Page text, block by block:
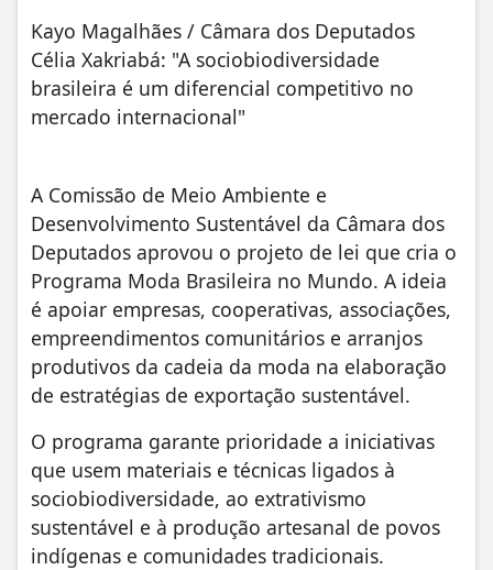
Kayo Magalhães / Câmara dos Deputados
Célia Xakriabá: "A sociobiodiversidade
brasileira é um diferencial competitivo no
mercado internacional"
A Comissão de Meio Ambiente e
Desenvolvimento Sustentável da Câmara dos
Deputados aprovou o projeto de lei que cria o
Programa Moda Brasileira no Mundo. A ideia
é apoiar empresas, cooperativas, associações,
empreendimentos comunitários e arranjos
produtivos da cadeia da moda na elaboração
de estratégias de exportação sustentável.
O programa garante prioridade a iniciativas
que usem materiais e técnicas ligados à
sociobiodiversidade, ao extrativismo
sustentável e à produção artesanal de povos
indígenas e comunidades tradicionais.